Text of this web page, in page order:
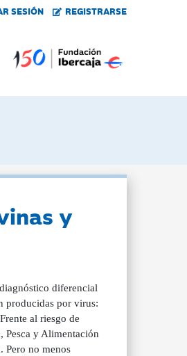
SESIÓN REGISTRARSE
y
diferencial
producidas por virus:
al riesgo de
Pesca y Alimentación
Pero no menos